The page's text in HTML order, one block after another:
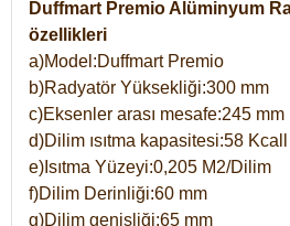
Duffmart Premio Alüminyum
özellikleri
a)Model:Duffmart Premio
b)Radyatör Yüksekliği:300 mm
c)Eksenler arası mesafe:245 mm
d)Dilim ısıtma kapasitesi:58 Kcall
e)Isıtma Yüzeyi:0,205 M2/Dilim
f)Dilim Derinliği:60 mm
g)Dilim genişliği:65 mm